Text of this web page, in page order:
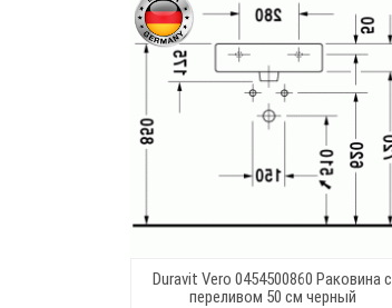
Duravit Vero 0454500860 Раковина с
переливом 50 см черный